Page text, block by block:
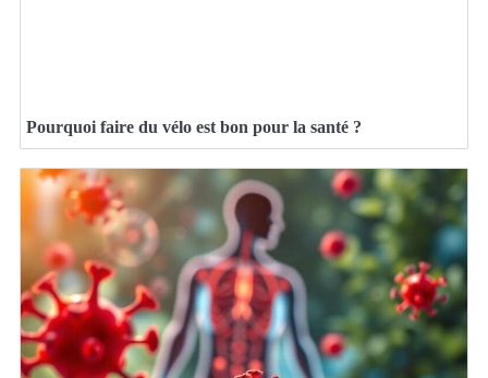
Pourquoi faire du vélo est bon pour la santé ?